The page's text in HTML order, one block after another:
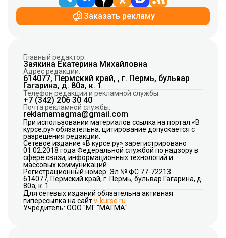
Заказать рекламу
Главный редактор:
Заякина Екатерина Михайловна
Адрес редакции:
614077, Пермский край, , г. Пермь, бульвар
Гагарина, д. 80а, к. 1
Телефон редакции и рекламной службы:
+7 (342) 206 30 40
Почта рекламной службы:
reklamamagma@gmail.com
При использовании материалов ссылка на портал «В
курсе.ру» обязательна, цитирование допускается с
разрешения редакции.
Сетевое издание «В курсе.ру» зарегистрировано
01.02.2018 года Федеральной службой по надзору в
сфере связи, информационных технологий и
массовых коммуникаций.
Регистрационный номер: Эл № ФС 77-72213
614077, Пермский край, г. Пермь, бульвар Гагарина, д.
80а, к. 1
Для сетевых изданий обязательна активная
гиперссылка на сайтv-kurse.ru
Учредитель: ООО "МГ "МАГМА"